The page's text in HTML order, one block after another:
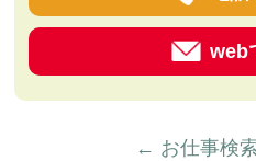
web
← お仕事検